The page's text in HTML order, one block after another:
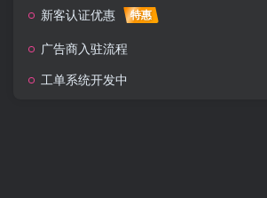
新客认证优惠
特惠
广告商入驻流程
工单系统开发中